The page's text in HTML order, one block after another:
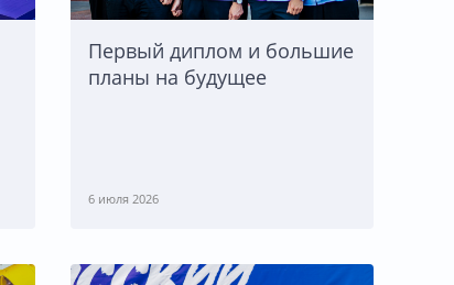
Первый диплом и большие
планы на будущее
6 июля 2026